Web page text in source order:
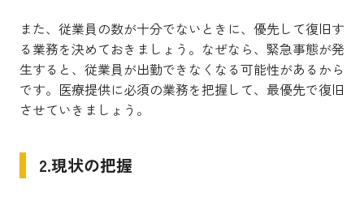
また、従業員の数が十分でないときに、優先して復旧す
る業務を決めておきましょう。なぜなら、緊急事態が発
生すると、従業員が出勤できなくなる可能性があるから
です。医療提供に必須の業務を把握して、最優先で復旧
させていきましょう。
2.現状の把握